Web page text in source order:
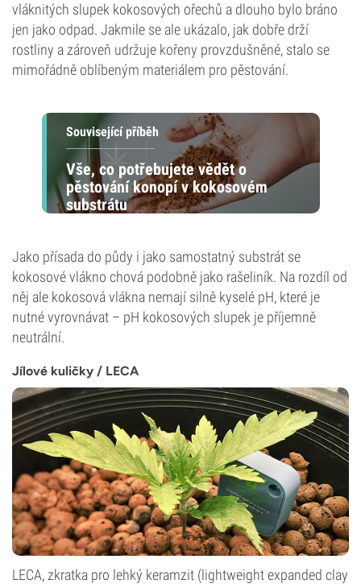
vláknitých slupek kokosových ořechů a dlouho bylo bráno
jen jako odpad. Jakmile se ale ukázalo, jak dobře drží
rostliny a zároveň udržuje kořeny provzdušněné, stalo se
mimořádně oblíbeným materiálem pro pěstování.
Související příběh
Vše, co potřebujete vědět o
pěstování konopí v kokosovém
substrátu
Jako přísada do půdy i jako samostatný substrát se
kokosové vlákno chová podobně jako rašeliník. Na rozdíl od
něj ale kokosová vlákna nemají silně kyselé pH, které je
nutné vyrovnávat – pH kokosových slupek je příjemně
neutrální.
Jílové kuličky / LECA
LECA, zkratka pro lehký keramzit (lightweight expanded clay